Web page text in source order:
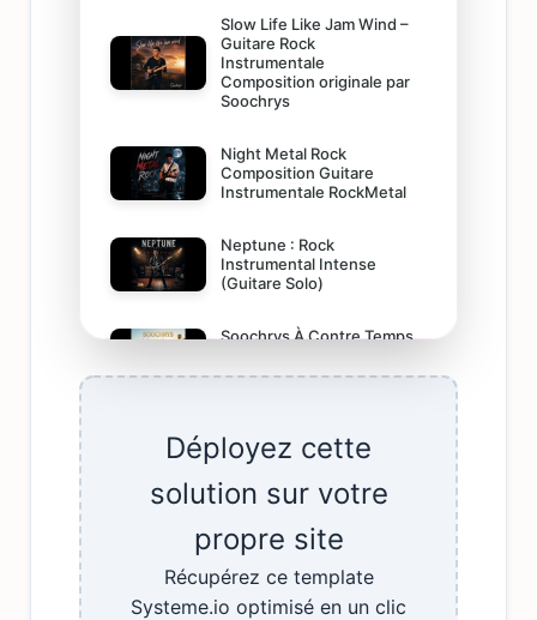
Déployez cette
solution sur votre
propre site
Récupérez ce template
Systeme.io optimisé en un clic